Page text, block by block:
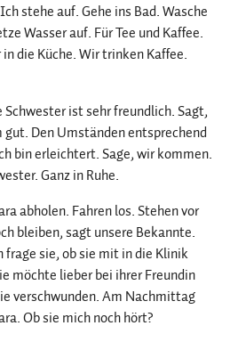
stehe auf. Gehe ins Bad. Wasche
Wasser auf. Für Tee und Kaffee.
die Küche. Wir trinken Kaffee.
ist sehr freundlich. Sagt,
Den Umständen entsprechend
bin erleichtert. Sage, wir kommen.
Ganz in Ruhe.
abholen. Fahren los. Stehen vor
bleiben, sagt unsere Bekannte.
frage sie, ob sie mit in die Klinik
möchte lieber bei ihrer Freundin
verschwunden. Am Nachmittag
Ob sie mich noch hört?